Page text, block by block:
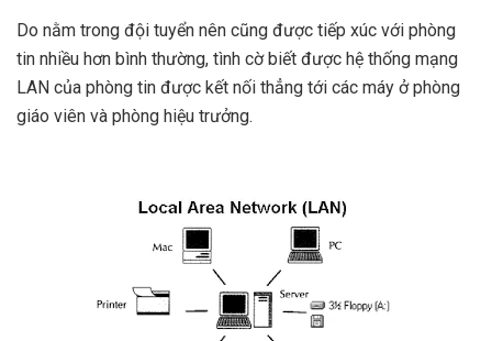
Do nằm trong đội tuyển nên cũng được tiếp xúc với phòng
tin nhiều hơn bình thường, tình cờ biết được hệ thống mạng
LAN của phòng tin được kết nối thẳng tới các máy ở phòng
giáo viên và phòng hiệu trưởng.